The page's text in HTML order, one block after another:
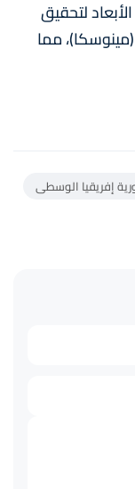
لتحقيق
مما
إفريقيا الوسطى